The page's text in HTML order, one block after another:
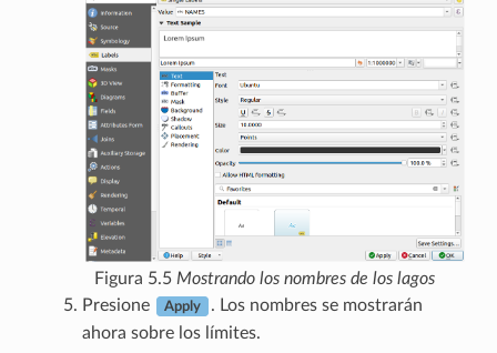
Figura 5.5 Mostrando los nombres de los lagos
Presione
Apply
. Los nombres se mostrarán
ahora sobre los límites.